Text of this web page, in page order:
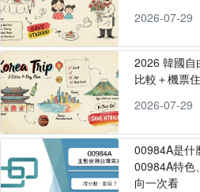
2026-07-29
2026 韓國自
比較＋機票
2026-07-29
00984A是什
00984A特色
向一次看